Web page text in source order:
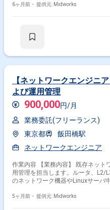
内容】 ・NW設計構築案件の対応 ・顧客プロパ・社内メンバーのリーディ
6ヶ月前・ 提供元: Midworks
【ネットワークエンジニ
よび運用管理
900,000円/月
業務委託(フリーランス)
東京都
飯田橋駅
ネットワークエンジニア
作業内容 【業務内容】 既存ネットワーク基盤の増強や更改、ならびに運
用管理を担当します。ルータ、L2/
のネットワーク機器やLinuxサーバ
ネットワークサービスを提供します。 【作業内容】 ・ネットワーク
5ヶ月前・ 提供元: Midworks